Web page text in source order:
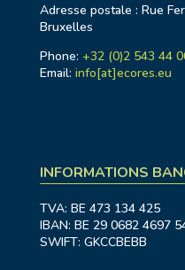
Adresse postale : Rue
Bruxelles
Phone: +32 (0)2 543 44
Email: info[at]ecores.eu
INFORMATIONS
TVA: BE 473 134 425
IBAN: BE 29 0682 4697
SWIFT: GKCCBEBB